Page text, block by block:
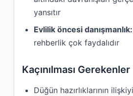
yansıtır
Evlilik öncesi danışmanlık:
rehberlik çok faydalıdır
Kaçınılması Gerekenler
Düğün hazırlıklarının